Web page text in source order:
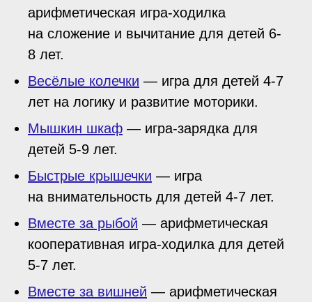
арифметическая игра-ходилка
на сложение и вычитание для детей 6-
8 лет.
Весёлые колечки — игра для детей 4-7
лет на логику и развитие моторики.
Мышкин шкаф — игра-зарядка для
детей 5-9 лет.
Быстрые крышечки — игра
на внимательность для детей 4-7 лет.
Вместе за рыбой — арифметическая
кооперативная игра-ходилка для детей
5-7 лет.
Вместе за вишней — арифметическая